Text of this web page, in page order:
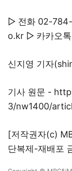
▷ 전화 02-
o.kr ▷ 카카오
신지영 기자
기사 원문 -
3/nw1400/
[저작권자(c)
단복제-재배포